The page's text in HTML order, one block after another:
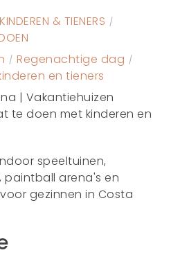
& TIENERS
Regenachtige dag
en tieners
speeltuinen,
paintball arena's en
gezinnen in Costa